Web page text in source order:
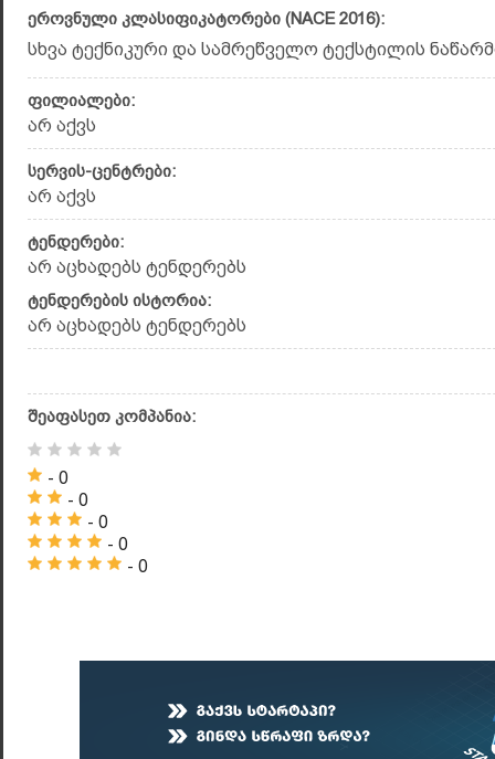
ეროვნული კლასიფიკატორები (NACE 2016):
სხვა ტექნიკური და სამრეწველო ტექსტილის
ფილიალები:
არ აქვს
სერვის-ცენტრები:
არ აქვს
ტენდერები:
არ აცხადებს ტენდერებს
ტენდერების ისტორია:
არ აცხადებს ტენდერებს
შეაფასეთ კომპანია:
- 0
- 0
- 0
- 0
- 0